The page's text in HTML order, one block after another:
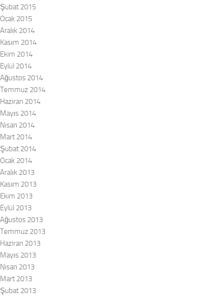
Şubat 2015
Ocak 2015
Aralık 2014
Kasım 2014
Ekim 2014
Eylül 2014
Ağustos 2014
Temmuz 2014
Haziran 2014
Mayıs 2014
Nisan 2014
Mart 2014
Şubat 2014
Ocak 2014
Aralık 2013
Kasım 2013
Ekim 2013
Eylül 2013
Ağustos 2013
Temmuz 2013
Haziran 2013
Mayıs 2013
Nisan 2013
Mart 2013
Şubat 2013